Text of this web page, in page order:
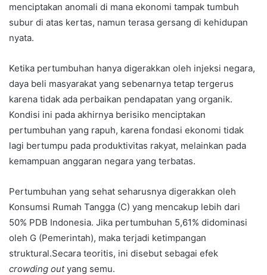
menciptakan anomali di mana ekonomi tampak tumbuh
subur di atas kertas, namun terasa gersang di kehidupan
nyata.
Ketika pertumbuhan hanya digerakkan oleh injeksi negara,
daya beli masyarakat yang sebenarnya tetap tergerus
karena tidak ada perbaikan pendapatan yang organik.
Kondisi ini pada akhirnya berisiko menciptakan
pertumbuhan yang rapuh, karena fondasi ekonomi tidak
lagi bertumpu pada produktivitas rakyat, melainkan pada
kemampuan anggaran negara yang terbatas.
Pertumbuhan yang sehat seharusnya digerakkan oleh
Konsumsi Rumah Tangga (C) yang mencakup lebih dari
50% PDB Indonesia. Jika pertumbuhan 5,61% didominasi
oleh G (Pemerintah), maka terjadi ketimpangan
struktural.Secara teoritis, ini disebut sebagai efek
crowding outyang semu.